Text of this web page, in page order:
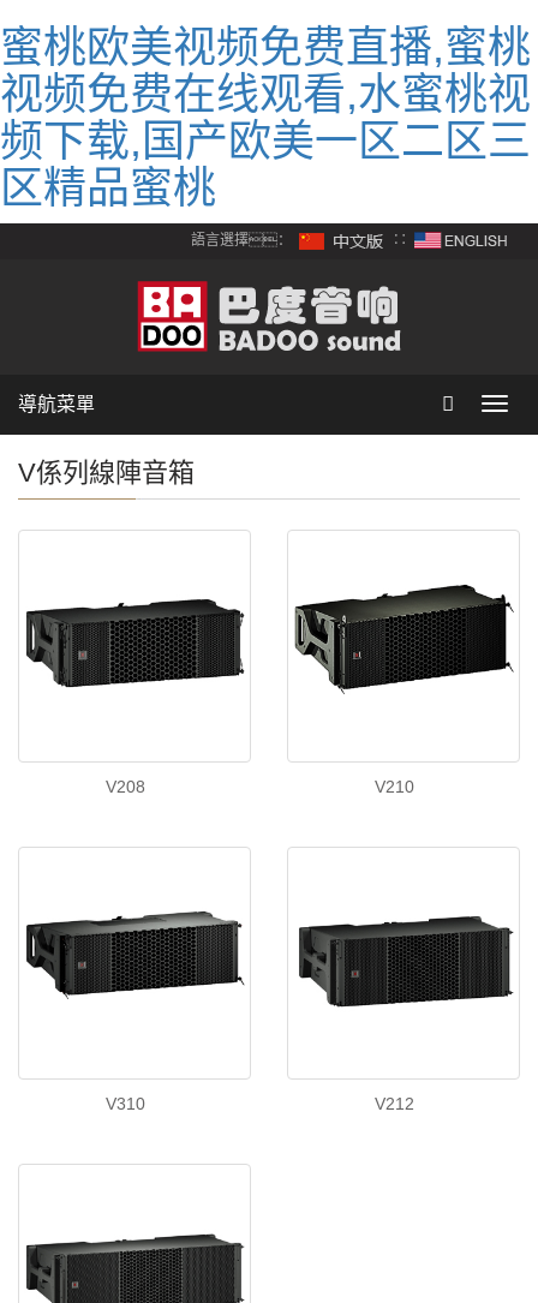
蜜桃欧美视频免费直播,蜜桃
视频免费在线观看,水蜜桃视
频下载,国产欧美一区二区三
区精品蜜桃
語言選擇： ∷
導航菜單
V係列線陣音箱
V208 V210
V310 V212